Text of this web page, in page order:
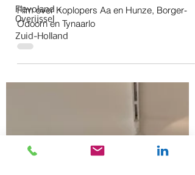
Flevoland +
Overijssel
Zuid-Holland
Film over Koplopers Aa en Hunze, Borger-
Odoorn en Tynaarlo